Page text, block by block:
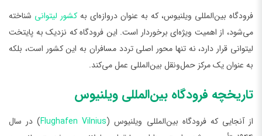
فرودگاه بین‌المللی ویلنیوس، که به عنوان دروازه‌ای به کشور لیتوانی شناخته
می‌شود، از اهمیت ویژه‌ای برخوردار است. این فرودگاه که نزدیک به پایتخت
لیتوانی قرار دارد، نه تنها محور اصلی تردد مسافران به این کشور است، بلکه
به عنوان یک مرکز حمل‌ونقل بین‌المللی عمل می‌کند.
تاریخچه فرودگاه بین‌المللی ویلنیوس
از آنجایی که فرودگاه بین‌المللی ویلنیوس (Flughafen Vilnius) در سال